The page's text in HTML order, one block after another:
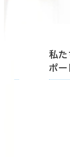
私た
ポー